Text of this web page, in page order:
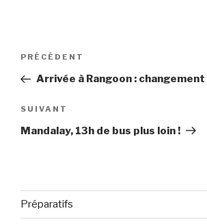
Navigation
l’article
Article
précédent
PRÉCÉDENT
Arrivée à Rangoon :
Article
suivant
SUIVANT
Mandalay, 13h de bus plus loin !
Préparatifs